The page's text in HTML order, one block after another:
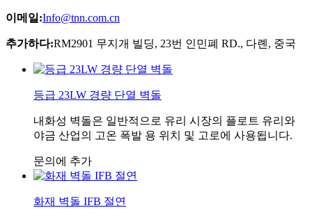
이메일:Info@tnn.com.cn
추가하다:RM2901 무지개 빌딩, 23번 인민폐 RD., 다롄, 중국
등급 23LW 경량 단열 벽돌
내화성 벽돌은 일반적으로 유리 시장의 플로트 유리와
야금 산업의 고온 폭발 용 위치 및 고로에 사용됩니다.
문의에 추가
화재 벽돌 IFB 절연